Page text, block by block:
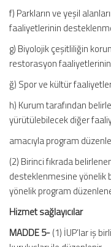
f) Parkların ve yeşil
faaliyetlerinin
g) Biyolojik çeşitliliğin
restorasyon
ğ) Spor ve kültür
h) Kurum tarafından
yürütülebilecek diğer
amacıyla program
(2) Birinci fıkrada
desteklenmesine yönelik
yönelik program
Hizmet sağlayıcılar
MADDE 5-(1) İUP’lar iş